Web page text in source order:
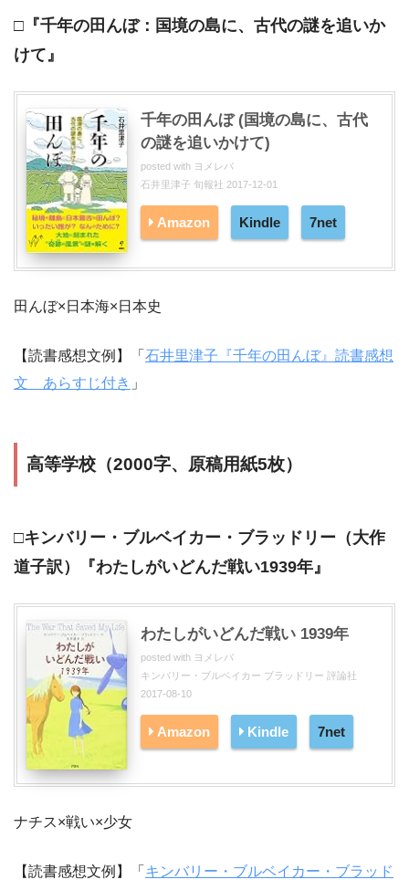
□『千年の田んぼ：国境の島に、古代の謎を追いか
けて』
千年の田んぼ (国境の島に、古代
の謎を追いかけて)
posted with ヨメレバ
石井里津子 旬報社 2017-12-01
Amazon Kindle 7net
田んぼ×日本海×日本史
【読書感想文例】「 石井里津子『千年の田んぼ』読書感想
文 あらすじ付き 」
高等学校（2000字、原稿用紙5枚）
□キンバリー・ブルベイカー・ブラッドリー（大作
道子訳）『わたしがいどんだ戦い1939年』
わたしがいどんだ戦い 1939年
posted with ヨメレバ
キンバリー・ブルベイカー ブラッドリー 評論社
2017-08-10
Amazon Kindle 7net
ナチス×戦い×少女
【読書感想文例】「 キンバリー・ブルベイカー・ブラッド